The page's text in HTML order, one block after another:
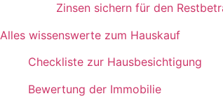
Zinsen sichern für den
Alles wissenswerte zum Hauskauf
Checkliste zur Hausbesichtigung
Bewertung der Immobilie